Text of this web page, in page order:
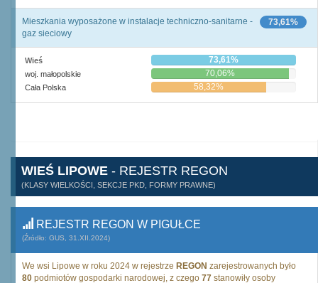
73,61%
Mieszkania wyposażone w instalacje techniczno-sanitarne -
gaz sieciowy
Wieś 73,61%
woj. małopolskie 70,06%
Cała Polska 58,32%
WIEŚ LIPOWE - REJESTR REGON
(KLASY WIELKOŚCI, SEKCJE PKD, FORMY PRAWNE)
REJESTR REGON W PIGUŁCE
(Źródło: GUS, 31.XII.2024)
We wsi Lipowe w roku 2024 w rejestrze REGON zarejestrowanych było
80 podmiotów gospodarki narodowej, z czego 77 stanowiły osoby